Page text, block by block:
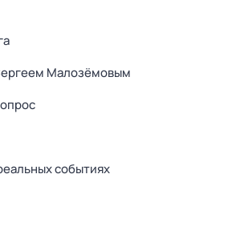
Малозёмовым
событиях